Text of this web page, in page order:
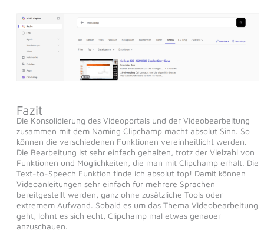
Fazit
Die Konsolidierung des Videoportals und der Videobearbeitung
zusammen mit dem Naming Clipchamp macht absolut Sinn. So
können die verschiedenen Funktionen vereinheitlicht werden.
Die Bearbeitung ist sehr einfach gehalten, trotz der Vielzahl von
Funktionen und Möglichkeiten, die man mit Clipchamp erhält. Die
Text-to-Speech Funktion finde ich absolut top! Damit können
Videoanleitungen sehr einfach für mehrere Sprachen
bereitgestellt werden, ganz ohne zusätzliche Tools oder
extremem Aufwand. Sobald es um das Thema Videobearbeitung
geht, lohnt es sich echt, Clipchamp mal etwas genauer
anzuschauen.